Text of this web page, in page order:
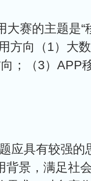
大赛的主题是“
方向（1）大
向；（3）APP
应具有较强的
背景，满足社